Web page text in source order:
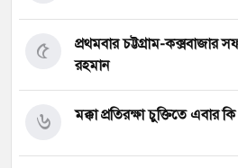
প্রথমবার চট্টগ্রাম-কক্সবাজার
রহমান
৫
মক্কা প্রতিরক্ষা চুক্তিতে এবার
৬